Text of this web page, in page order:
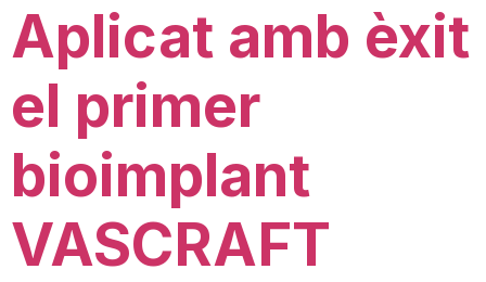
Aplicat amb èxit
el primer
bioimplant
VASCRAFT